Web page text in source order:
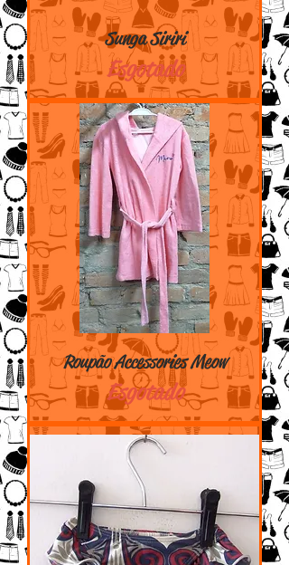
Sunga Siriri
Esgotado
Roupão Accessories Meow
Esgotado